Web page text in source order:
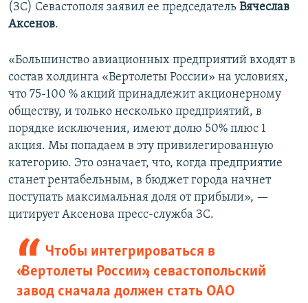
(ЗС) Севастополя заявил ее председатель Вячеслав
Аксенов.
«Большинство авиационных предприятий входят в
состав холдинга «Вертолеты России» на условиях,
что 75-100 % акций принадлежит акционерному
обществу, и только несколько предприятий, в
порядке исключения, имеют долю 50% плюс 1
акция. Мы попадаем в эту привилегированную
категорию. Это означает, что, когда предприятие
станет рентабельным, в бюджет города начнет
поступать максимальная доля от прибыли», —
цитирует Аксенова пресс-служба ЗС.
Чтобы интегрироваться в
«Вертолеты России», севастопольский
завод сначала должен стать ОАО